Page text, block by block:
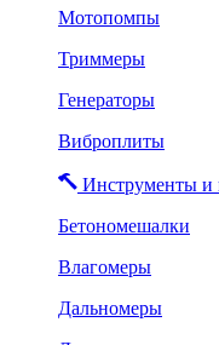
Мотопомпы
Триммеры
Генераторы
Виброплиты
Инструменты и
Бетономешалки
Влагомеры
Дальномеры